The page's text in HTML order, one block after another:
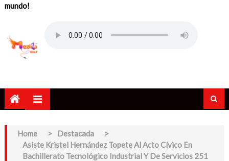
mundo!
Home > Destacada
>
Asiste Kristel Hernández Topete Al Acto Cívico En
Bachillerato Tecnológico Industrial Y De Servicios 251